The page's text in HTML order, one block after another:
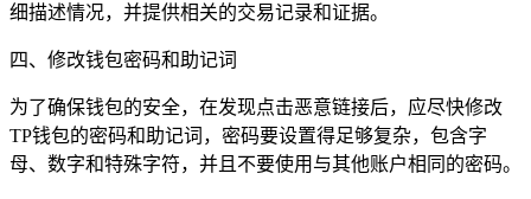
细描述情况，并提供相关的交易记录和证据。
四、修改钱包密码和助记词
为了确保钱包的安全，在发现点击恶意链接后，应尽快修改
TP钱包的密码和助记词，密码要设置得足够复杂，包含字
母、数字和特殊字符，并且不要使用与其他账户相同的密码。